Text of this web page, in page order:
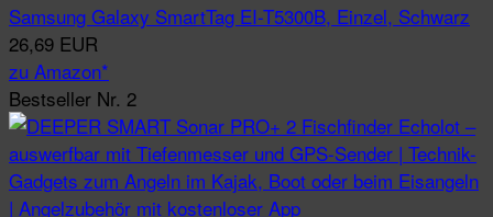
Samsung Galaxy SmartTag EI-T5300B, Einzel, Schwarz
26,69 EUR
zu Amazon*
Bestseller Nr. 2